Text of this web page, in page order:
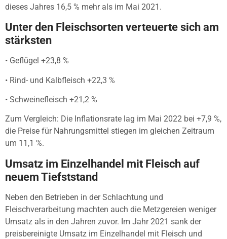
dieses Jahres 16,5 % mehr als im Mai 2021.
Unter den Fleischsorten verteuerte sich am
stärksten
• Geflügel +23,8 %
• Rind- und Kalbfleisch +22,3 %
• Schweinefleisch +21,2 %
Zum Vergleich: Die Inflationsrate lag im Mai 2022 bei +7,9 %,
die Preise für Nahrungsmittel stiegen im gleichen Zeitraum
um 11,1 %.
Umsatz im Einzelhandel mit Fleisch auf
neuem Tiefststand
Neben den Betrieben in der Schlachtung und
Fleischverarbeitung machten auch die Metzgereien weniger
Umsatz als in den Jahren zuvor. Im Jahr 2021 sank der
preisbereinigte Umsatz im Einzelhandel mit Fleisch und